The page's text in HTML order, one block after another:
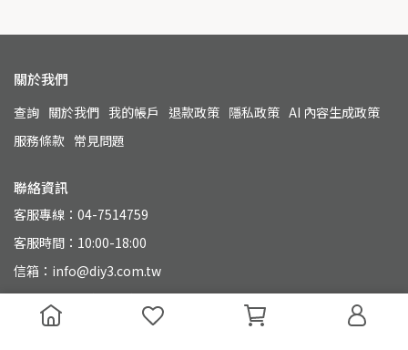
關於我們
查詢 關於我們 我的帳戶 退款政策 隱私政策 AI 內容生成政策
服務條款 常見問題
聯絡資訊
客服專線：04-7514759
客服時間：10:00-18:00
信箱：info@diy3.com.tw
地址：500 彰化縣彰化市永興街110號
統一編號：90804649